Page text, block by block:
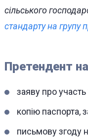
сільського
стандарту на групу
Претендент
заяву про
копію паспорта,
письмову згоду